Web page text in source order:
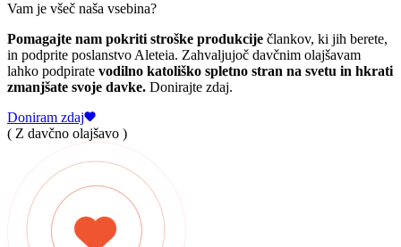
Vam je všeč naša vsebina?
Pomagajte nam pokriti stroške produkcije člankov, ki jih berete,
in podprite poslanstvo Aleteia. Zahvaljujoč davčnim olajšavam
lahko podpirate vodilno katoliško spletno stran na svetu in hkrati
zmanjšate svoje davke. Donirajte zdaj.
Doniram zdaj
( Z davčno olajšavo )